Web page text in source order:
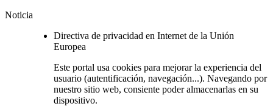
Noticia
Directiva de privacidad en Internet de la Unión
Europea
Este portal usa cookies para mejorar la experiencia del
usuario (autentificación, navegación...). Navegando por
nuestro sitio web, consiente poder almacenarlas en su
dispositivo.